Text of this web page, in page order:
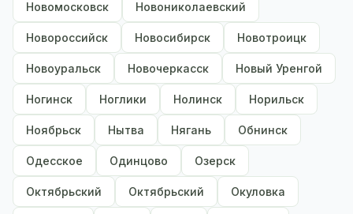
Новомосковск Новониколаевский
Новороссийск Новосибирск Новотроицк
Новоуральск Новочеркасск Новый Уренгой
Ногинск Ноглики Нолинск Норильск
Ноябрьск Нытва Нягань Обнинск
Одесское Одинцово Озерск
Октябрьский Октябрьский Окуловка